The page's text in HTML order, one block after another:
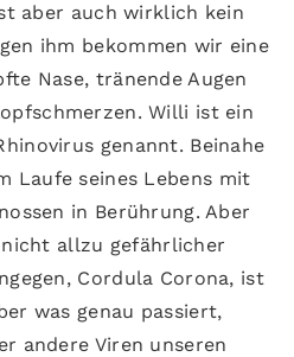
aber auch wirklich kein
ihm bekommen wir eine
Nase, tränende Augen
Willi ist ein
genannt. Beinahe
Laufe seines Lebens mit
in Berührung. Aber
allzu gefährlicher
Cordula Corona, ist
was genau passiert,
andere Viren unseren